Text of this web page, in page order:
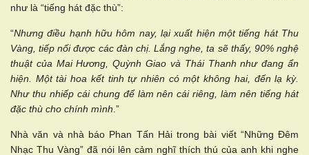
như là “tiếng hát đặc thù”:
“Nhưng điều hạnh hữu hôm nay, lại xuất hiện một tiếng hát Thu
Vàng, tiếp nối được các đàn chị. Lắng nghe, ta sẽ thấy, 90% nghệ
thuật của Mai Hương, Quỳnh Giao và Thái Thanh như đang ẩn
hiện. Một tài hoa kết tinh tự nhiên có một không hai, đến lạ kỳ.
Như thu nhiếp cái chung để làm nên cái riêng, làm nên tiếng hát
đặc thù cho chính mình.”
Nhà văn và nhà báo Phan Tấn Hải trong bài viết “Những Đêm
Nhạc Thu Vàng” đã nói lên cảm nghĩ thích thú của anh khi nghe